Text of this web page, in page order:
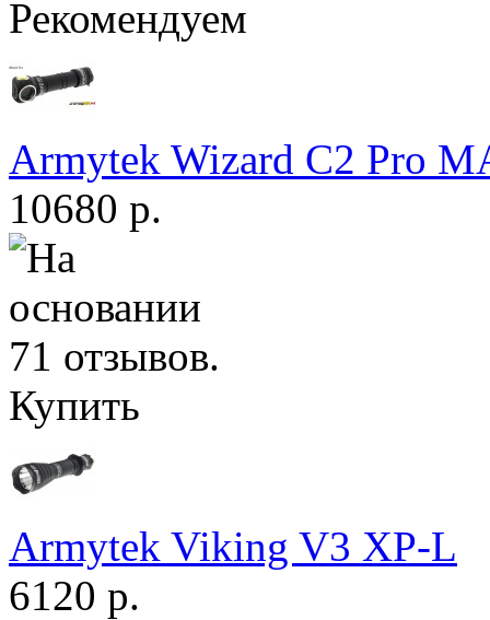
Рекомендуем
Armytek Wizard С2 Pro
10680 р.
Купить
Armytek Viking V3 XP-L
6120 р.